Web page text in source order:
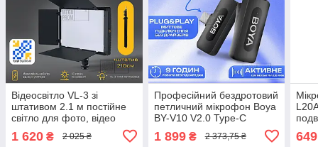
Відеосвітло VL-3 зі
штативом 2.1 м постійне
світло для фото, відео
лампа для фону. Студійне
світло
1 620 ₴ 2 025 ₴
Професійний бездротовий
петличний мікрофон Boya
BY-V10 V2.0 Type-C
андроїда
1 899₴ 2 373,75 ₴ 649